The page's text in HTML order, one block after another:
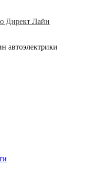
Директ Лайн
автоэлектрики